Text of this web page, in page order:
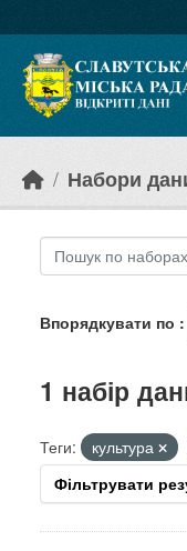
Набори
Впорядкувати по
1 набір
Теги: культура
Фільтрувати